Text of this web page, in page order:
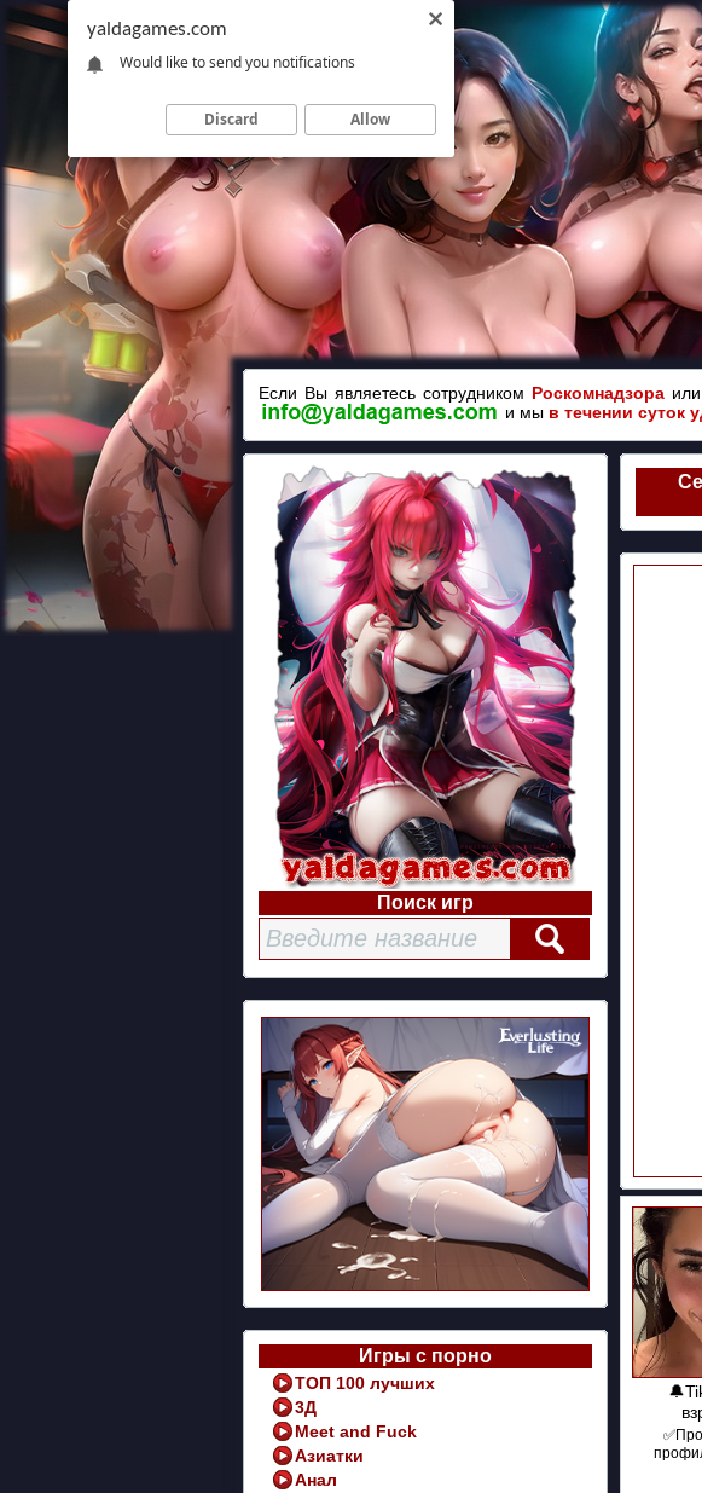
Если Вы являетесь сотрудником Роскомнадзораили
и мы в течении суток
Поиск игр
Игры с порно
ТОП 100 лучших
3Д
Meet and Fuck
Азиатки
Анал
yaldagames.com
Would like to send you notifications
Discard Allow